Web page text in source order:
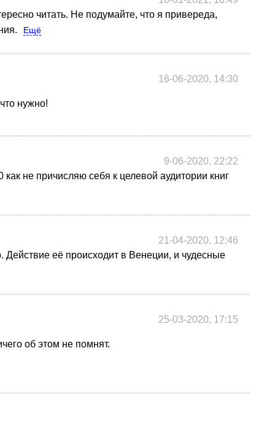
читать. Не подумайте, что я привереда,
Ещё
16-06-2020, 14:30
нужно!
9-06-2020, 22:22
не причисляю себя к целевой аудитории книг
21-04-2020, 12:46
Действие её происходит в Венеции, и чудесные
25-03-2020, 17:15
об этом не помнят.